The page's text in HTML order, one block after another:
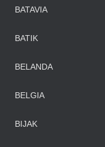
BATAVIA
BATIK
BELANDA
BELGIA
BIJAK